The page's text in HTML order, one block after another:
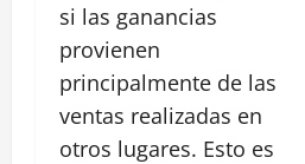
si las ganancias
provienen
principalmente de las
ventas realizadas en
otros lugares. Esto es